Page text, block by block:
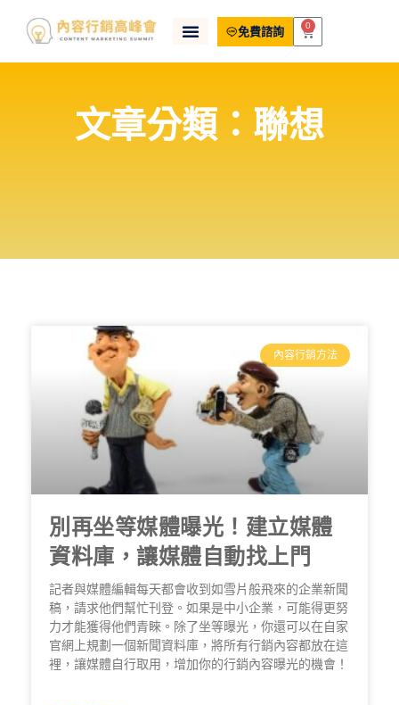
免費諮詢 0
文章分類：聯想
內容行銷方法
別再坐等媒體曝光！建立媒體
資料庫，讓媒體自動找上門
記者與媒體編輯每天都會收到如雪片般飛來的企業新聞
稿，請求他們幫忙刊登。如果是中小企業，可能得更努
力才能獲得他們青睞。除了坐等曝光，你還可以在自家
官網上規劃一個新聞資料庫，將所有行銷內容都放在這
裡，讓媒體自行取用，增加你的行銷內容曝光的機會！